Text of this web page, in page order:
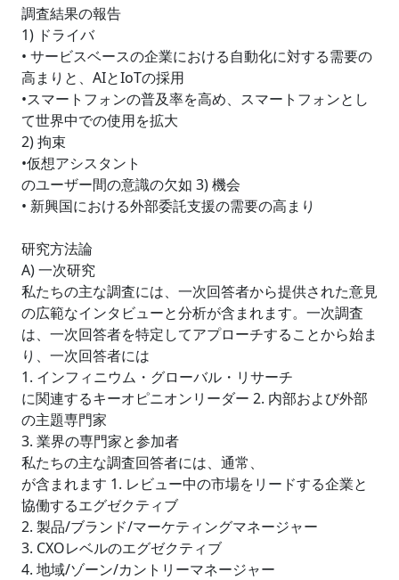
調査結果の報告
1) ドライバ
• サービスベースの企業における自動化に対する需要の
高まりと、AIとIoTの採用
•スマートフォンの普及率を高め、スマートフォンとし
て世界中での使用を拡大
2) 拘束
•仮想アシスタント
のユーザー間の意識の欠如 3) 機会
• 新興国における外部委託支援の需要の高まり
研究方法論
A) 一次研究
私たちの主な調査には、一次回答者から提供された意見
の広範なインタビューと分析が含まれます。一次調査
は、一次回答者を特定してアプローチすることから始ま
り、一次回答者には
1. インフィニウム・グローバル・リサーチ
に関連するキーオピニオンリーダー 2. 内部および外部
の主題専門家
3. 業界の専門家と参加者
私たちの主な調査回答者には、通常、
が含まれます 1. レビュー中の市場をリードする企業と
協働するエグゼクティブ
2. 製品/ブランド/マーケティングマネージャー
3. CXOレベルのエグゼクティブ
4. 地域/ゾーン/カントリーマネージャー